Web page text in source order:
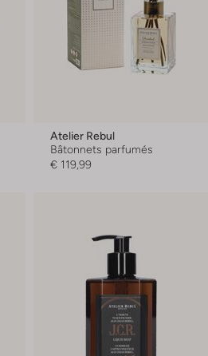
Atelier Rebul
Bâtonnets parfumés
€ 119,99